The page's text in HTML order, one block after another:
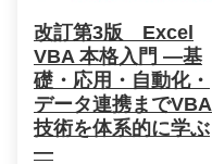
改訂第3版 Excel
VBA 本格入門 ―基
礎・応用・自動化・
データ連携までVBA
技術を体系的に学ぶ
―